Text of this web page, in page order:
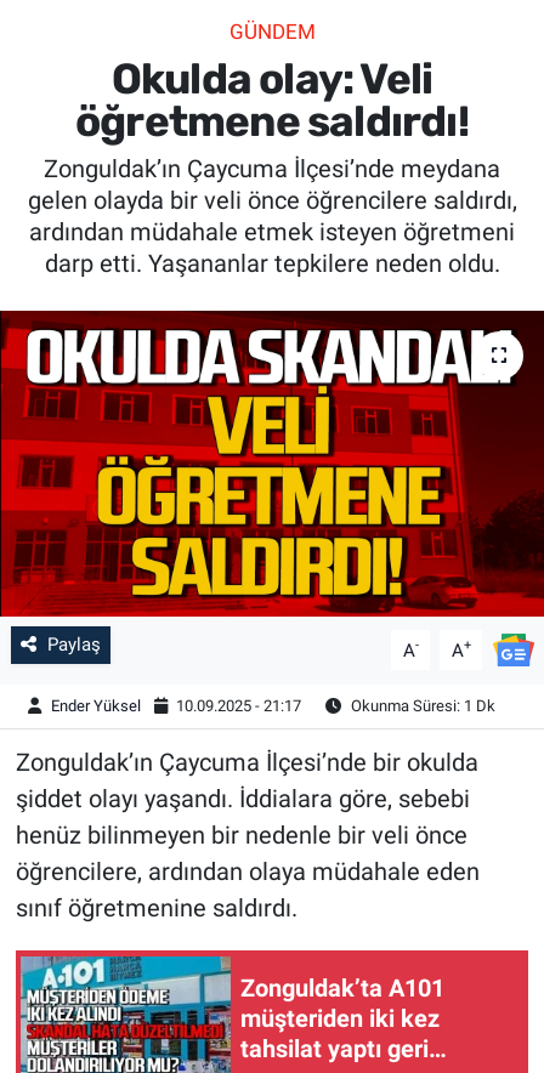
GÜNDEM
Okulda olay: Veli
öğretmene saldırdı!
Zonguldak’ın Çaycuma İlçesi’nde meydana
gelen olayda bir veli önce öğrencilere saldırdı,
ardından müdahale etmek isteyen öğretmeni
darp etti. Yaşananlar tepkilere neden oldu.
Paylaş A- A+
Ender Yüksel 10.09.2025 - 21:17 Okunma Süresi: 1 Dk
Zonguldak’ın Çaycuma İlçesi’nde bir okulda
şiddet olayı yaşandı. İddialara göre, sebebi
henüz bilinmeyen bir nedenle bir veli önce
öğrencilere, ardından olaya müdahale eden
sınıf öğretmenine saldırdı.
Zonguldak’ta A101
müşteriden iki kez
tahsilat yaptı geri
SPOR
SAĞLIK